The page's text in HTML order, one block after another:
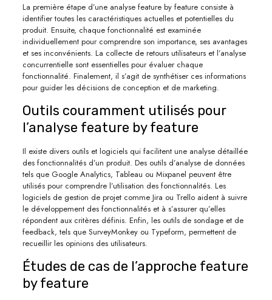
La première étape d’une analyse feature by feature consiste à
identifier toutes les caractéristiques actuelles et potentielles du
produit. Ensuite, chaque fonctionnalité est examinée
individuellement pour comprendre son importance, ses avantages
et ses inconvénients. La collecte de retours utilisateurs et l’analyse
concurrentielle sont essentielles pour évaluer chaque
fonctionnalité. Finalement, il s’agit de synthétiser ces informations
pour guider les décisions de conception et de marketing.
Outils couramment utilisés pour
l’analyse feature by feature
Il existe divers outils et logiciels qui facilitent une analyse détaillée
des fonctionnalités d’un produit. Des outils d’analyse de données
tels que Google Analytics, Tableau ou Mixpanel peuvent être
utilisés pour comprendre l’utilisation des fonctionnalités. Les
logiciels de gestion de projet comme Jira ou Trello aident à suivre
le développement des fonctionnalités et à s’assurer qu’elles
répondent aux critères définis. Enfin, les outils de sondage et de
feedback, tels que SurveyMonkey ou Typeform, permettent de
recueillir les opinions des utilisateurs.
Études de cas de l’approche feature
by feature